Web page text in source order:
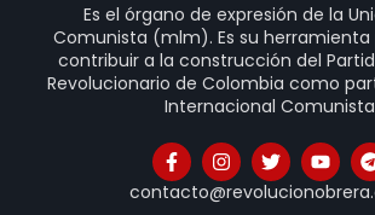
Es el órgano de expresión de la
Comunista (mlm). Es su herramienta
contribuir a la construcción del
Revolucionario de Colombia como
Internacional